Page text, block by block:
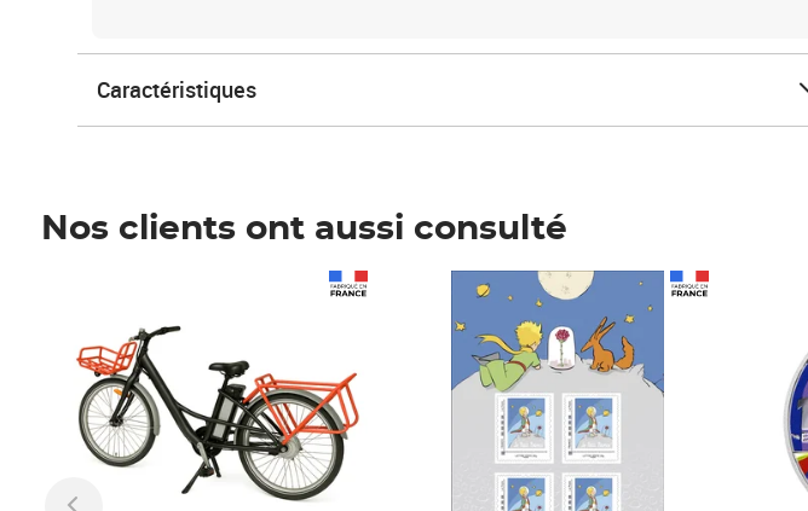
Caractéristiques
Nos clients ont aussi consulté
Prix 7,50€